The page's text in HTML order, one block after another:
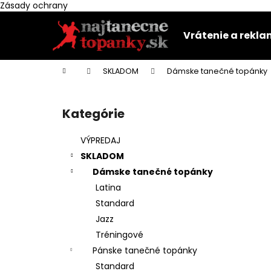
Zásady ochrany
Vrátenie a
Domov SKLADOM Dámske tanečné topánky
Preskočiť
kategórie
Kategórie
VÝPREDAJ
SKLADOM
Dámske tanečné topánky
Latina
Standard
Jazz
Tréningové
Pánske tanečné topánky
Standard
K
Späť
Späť